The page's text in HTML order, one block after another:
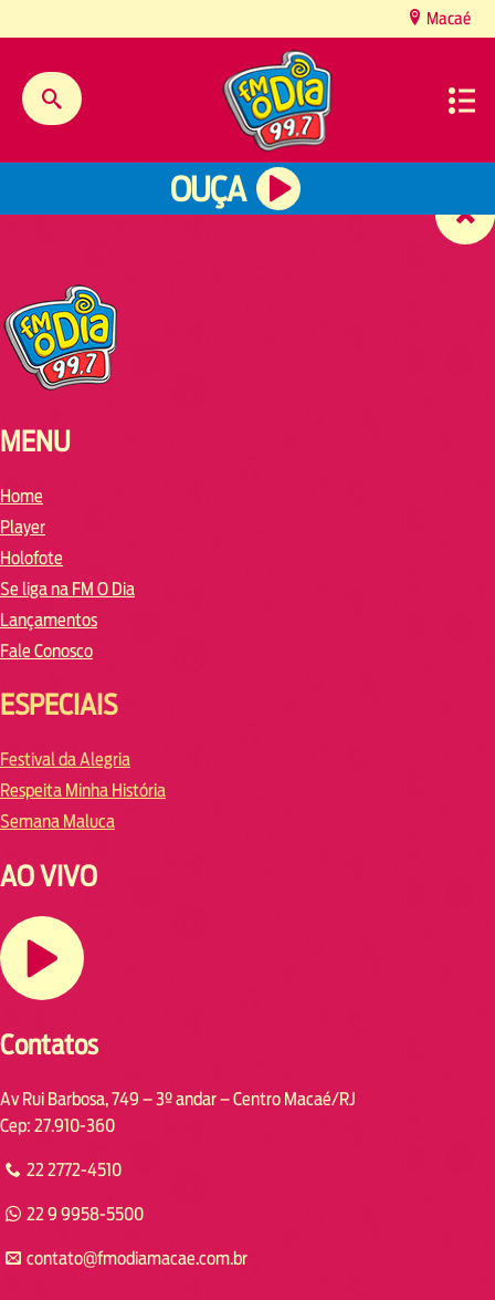
Macaé
OUÇA
MENU
Home
Player
Holofote
Se liga na FM O Dia
Lançamentos
Fale Conosco
ESPECIAIS
Festival da Alegria
Respeita Minha História
Semana Maluca
AO VIVO
Contatos
Av Rui Barbosa, 749 – 3º andar – Centro Macaé/RJ
Cep: 27.910-360
22 2772-4510
22 9 9958-5500
contato@fmodiamacae.com.br